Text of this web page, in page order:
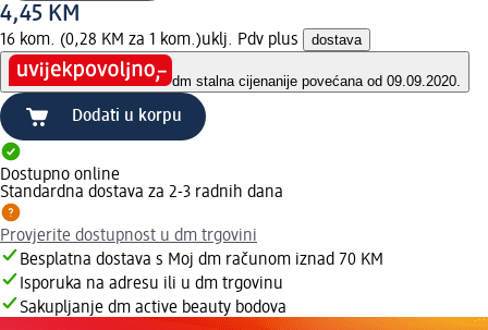
4,45 KM
16 kom. (0,28 KM za 1 kom.)uklj. Pdv plus dostava
dm stalna cijenanije povećana od 09.09.2020.
Dodati u korpu
Dostupno online
Standardna dostava za 2-3 radnih dana
Provjerite dostupnost u dm trgovini
Besplatna dostava s Moj dm računom iznad 70 KM
Isporuka na adresu ili u dm trgovinu
Sakupljanje dm active beauty bodova